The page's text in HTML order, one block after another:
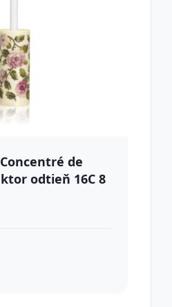
de
odtieň 16C 8